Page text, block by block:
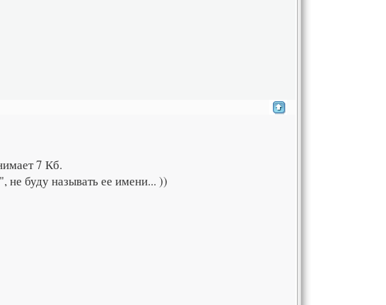
7 Кб.
не буду называть ее имени... ))